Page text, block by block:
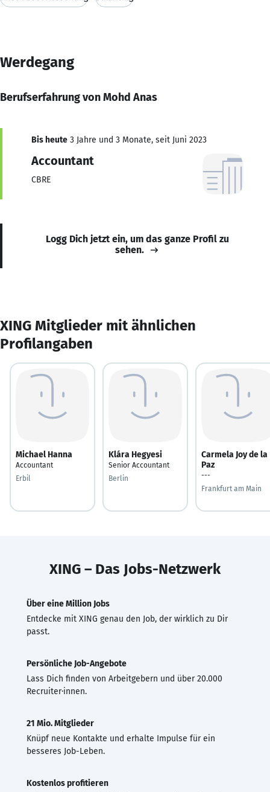
Werdegang
Berufserfahrung von Mohd Anas
Bis heute 3 Jahre und 3 Monate, seit Juni 2023
Accountant
CBRE
Logg Dich jetzt ein, um das ganze Profil zu
sehen.
XING Mitglieder mit ähnlichen
Profilangaben
Michael Hanna
Accountant
Erbil
Klára Hegyesi
Senior Accountant
Berlin
Carmela Joy de la
Paz
---
Frankfurt am Main
XING – Das Jobs-Netzwerk
Über eine Million Jobs
Entdecke mit XING genau den Job, der wirklich zu Dir
passt.
Persönliche Job-Angebote
Lass Dich finden von Arbeitgebern und über 20.000
Recruiter·innen.
21 Mio. Mitglieder
Knüpf neue Kontakte und erhalte Impulse für ein
besseres Job-Leben.
Kostenlos profitieren